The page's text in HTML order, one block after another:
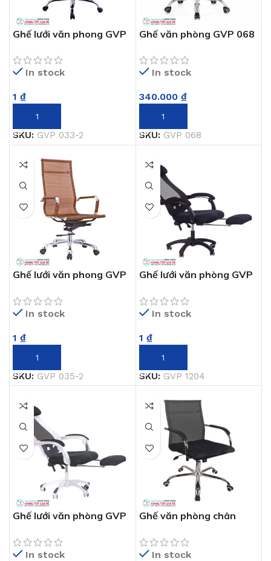
Ghế lưới văn phong GVP
In stock
1 ₫
THÊM VÀO GIỎ HÀNG
SKU: GVP 033-2
Ghế văn phòng GVP 068
In stock
340.000 ₫
THÊM VÀO GIỎ HÀNG
SKU: GVP 068
Ghế lưới văn phong GVP
In stock
1 ₫
THÊM VÀO GIỎ HÀNG
SKU: GVP 035-2
Ghế lưới văn phòng GVP
In stock
1 ₫
THÊM VÀO GIỎ HÀNG
SKU: GVP 1204
Ghế lưới văn phòng GVP
In stock
Ghế văn phòng chân
In stock